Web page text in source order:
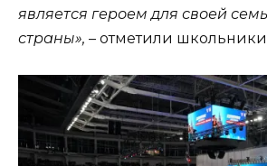
является героем для своей
страны», – отметили